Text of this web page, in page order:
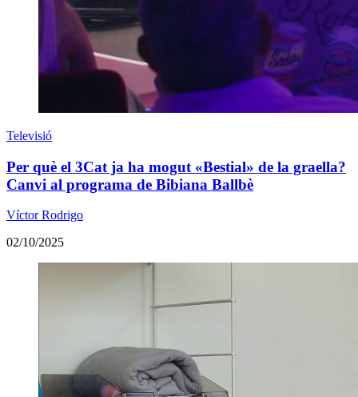
Televisió
Per què el 3Cat ja ha mogut «Bestial» de la graella?
Canvi al programa de Bibiana Ballbè
Víctor Rodrigo
02/10/2025